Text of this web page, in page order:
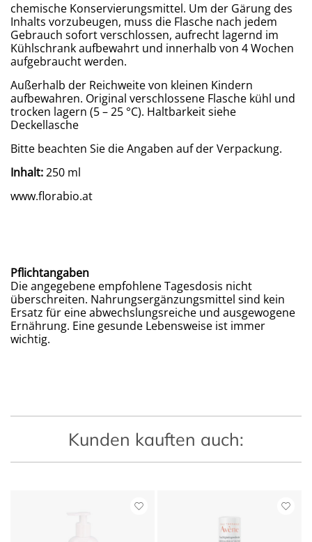
chemische Konservierungsmittel. Um der Gärung des
Inhalts vorzubeugen, muss die Flasche nach jedem
Gebrauch sofort verschlossen, aufrecht lagernd im
Kühlschrank aufbewahrt und innerhalb von 4 Wochen
aufgebraucht werden.
Außerhalb der Reichweite von kleinen Kindern
aufbewahren. Original verschlossene Flasche kühl und
trocken lagern (5 – 25 °C). Haltbarkeit siehe
Deckellasche
Bitte beachten Sie die Angaben auf der Verpackung.
Inhalt:250 ml
www.florabio.at
Pflichtangaben
Die angegebene empfohlene Tagesdosis nicht
überschreiten. Nahrungsergänzungsmittel sind kein
Ersatz für eine abwechslungsreiche und ausgewogene
Ernährung. Eine gesunde Lebensweise ist immer
wichtig.
Kunden kauften auch: